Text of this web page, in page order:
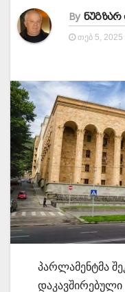
By ნუგზარ
ᲗᲔᲑ 5, 2025
პარლამენტმა
დაკავშირებული